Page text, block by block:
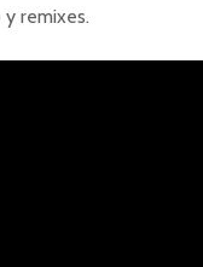
remixes.